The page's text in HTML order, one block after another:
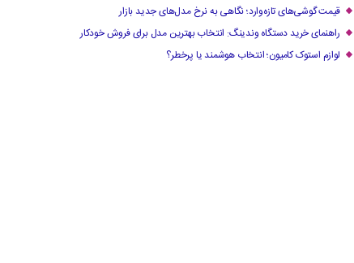
قیمت گوشی‌های تازه‌وارد؛ نگاهی به نرخ مدل‌های جدید بازار
راهنمای خرید دستگاه وندینگ: انتخاب بهترین مدل برای فروش خودکار
لوازم استوک کامیون؛ انتخاب هوشمند یا پرخطر؟